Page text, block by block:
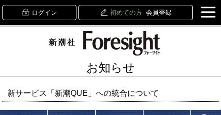
ログイン 初めての方 会員登録
お知らせ
新サービス「新潮QUE」への統合について